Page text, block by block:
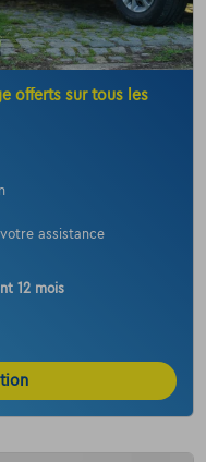
offerts sur tous les
assistance
12 mois